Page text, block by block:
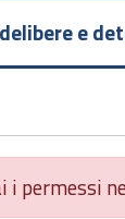
e
i permessi